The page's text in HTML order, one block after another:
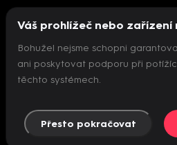
Nepodařilo se
Váš prohlížeč nebo
Bohužel nejsme schopni
ani poskytovat podporu při
těchto systémech.
Přesto pokračovat